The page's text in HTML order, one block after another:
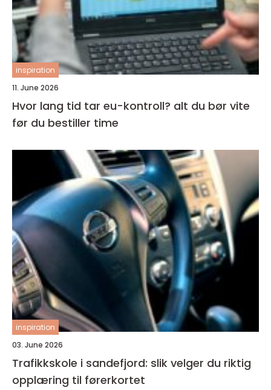
inspiration
11. June 2026
Hvor lang tid tar eu-kontroll? alt du bør vite
før du bestiller time
inspiration
03. June 2026
Trafikkskole i sandefjord: slik velger du riktig
opplæring til førerkortet